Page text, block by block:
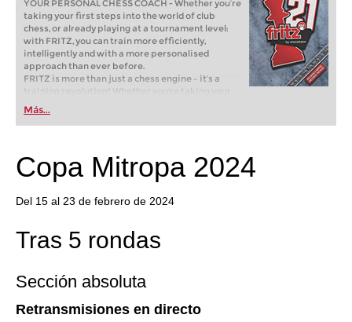
YOUR PERSONAL CHESS COACH - Whether you’re
taking your first steps into the world of club
chess, or already playing at a tournament level:
with FRITZ, you can train more efficiently,
intelligently and with a more personalised
approach than ever before.
FRITZ is more than just a chess engine – it’s a
training revolution! Whether you’re taking your
first steps into the world of club chess, or already
playing at a tournament level: with FRITZ, you can
train more efficiently, intelligently and with a
Más...
Copa Mitropa 2024
Del 15 al 23 de febrero de 2024
Tras 5 rondas
Sección absoluta
Retransmisiones en directo